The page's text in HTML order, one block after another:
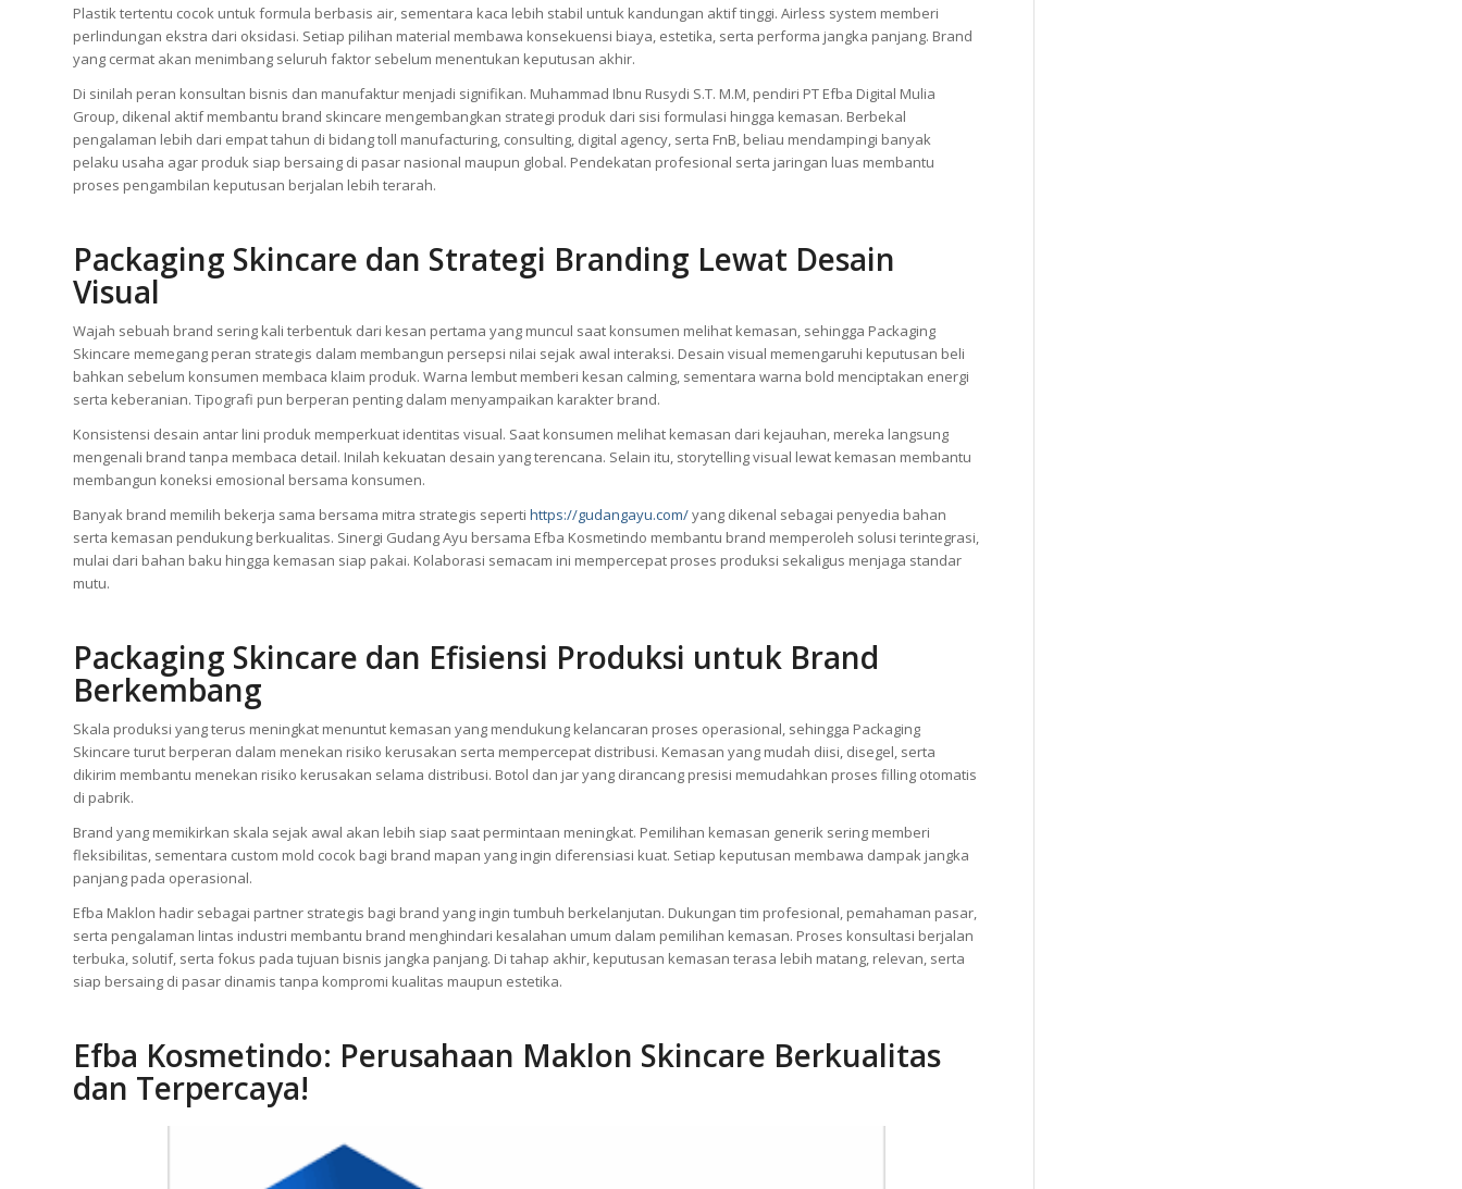
Plastik tertentu cocok untuk formula berbasis air, sementara kaca lebih stabil untuk kandungan aktif tinggi. Airless system memberi
perlindungan ekstra dari oksidasi. Setiap pilihan material membawa konsekuensi biaya, estetika, serta performa jangka panjang. Brand
yang cermat akan menimbang seluruh faktor sebelum menentukan keputusan akhir.
Di sinilah peran konsultan bisnis dan manufaktur menjadi signifikan. Muhammad Ibnu Rusydi S.T. M.M, pendiri PT Efba Digital Mulia
Group, dikenal aktif membantu brand skincare mengembangkan strategi produk dari sisi formulasi hingga kemasan. Berbekal
pengalaman lebih dari empat tahun di bidang toll manufacturing, consulting, digital agency, serta FnB, beliau mendampingi banyak
pelaku usaha agar produk siap bersaing di pasar nasional maupun global. Pendekatan profesional serta jaringan luas membantu
proses pengambilan keputusan berjalan lebih terarah.
Packaging Skincare dan Strategi Branding Lewat Desain
Visual
Wajah sebuah brand sering kali terbentuk dari kesan pertama yang muncul saat konsumen melihat kemasan, sehingga Packaging
Skincare memegang peran strategis dalam membangun persepsi nilai sejak awal interaksi. Desain visual memengaruhi keputusan beli
bahkan sebelum konsumen membaca klaim produk. Warna lembut memberi kesan calming, sementara warna bold menciptakan energi
serta keberanian. Tipografi pun berperan penting dalam menyampaikan karakter brand.
Konsistensi desain antar lini produk memperkuat identitas visual. Saat konsumen melihat kemasan dari kejauhan, mereka langsung
mengenali brand tanpa membaca detail. Inilah kekuatan desain yang terencana. Selain itu, storytelling visual lewat kemasan membantu
membangun koneksi emosional bersama konsumen.
Banyak brand memilih bekerja sama bersama mitra strategis seperti https://gudangayu.com/yang dikenal sebagai penyedia bahan
serta kemasan pendukung berkualitas. Sinergi Gudang Ayu bersama Efba Kosmetindo membantu brand memperoleh solusi terintegrasi,
mulai dari bahan baku hingga kemasan siap pakai. Kolaborasi semacam ini mempercepat proses produksi sekaligus menjaga standar
mutu.
Packaging Skincare dan Efisiensi Produksi untuk Brand
Berkembang
Skala produksi yang terus meningkat menuntut kemasan yang mendukung kelancaran proses operasional, sehingga Packaging
Skincare turut berperan dalam menekan risiko kerusakan serta mempercepat distribusi. Kemasan yang mudah diisi, disegel, serta
dikirim membantu menekan risiko kerusakan selama distribusi. Botol dan jar yang dirancang presisi memudahkan proses filling otomatis
di pabrik.
Brand yang memikirkan skala sejak awal akan lebih siap saat permintaan meningkat. Pemilihan kemasan generik sering memberi
fleksibilitas, sementara custom mold cocok bagi brand mapan yang ingin diferensiasi kuat. Setiap keputusan membawa dampak jangka
panjang pada operasional.
Efba Maklon hadir sebagai partner strategis bagi brand yang ingin tumbuh berkelanjutan. Dukungan tim profesional, pemahaman pasar,
serta pengalaman lintas industri membantu brand menghindari kesalahan umum dalam pemilihan kemasan. Proses konsultasi berjalan
terbuka, solutif, serta fokus pada tujuan bisnis jangka panjang. Di tahap akhir, keputusan kemasan terasa lebih matang, relevan, serta
siap bersaing di pasar dinamis tanpa kompromi kualitas maupun estetika.
Efba Kosmetindo: Perusahaan Maklon Skincare Berkualitas
dan Terpercaya!